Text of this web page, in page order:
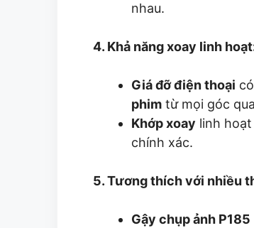
nhau.
4. Khả năng xoay linh
Giá đỡ điện thoại
phim từ mọi góc
Khớp xoay linh
chính xác.
5. Tương thích với nhiều
Gậy chụp ảnh P185